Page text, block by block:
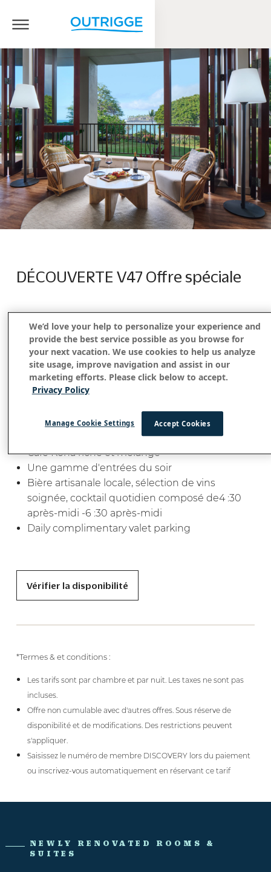
DÉCOUVERTE V47 Offre spéciale
Améliorez votre expérience de villégiature à Kona
lorsque vous séjournez dans nos chambres club
ou nos suites, profitez25 % de réduction et
recevez :
Bouchées quotidiennes pour le petit-déjeuner
Café Kona riche et mélangé
Une gamme d'entrées du soir
Bière artisanale locale, sélection de vins
soignée, cocktail quotidien composé de4 :30
après-midi -6 :30 après-midi
Daily complimentary valet parking
Vérifier la disponibilité
*Termes & et conditions :
Les tarifs sont par chambre et par nuit. Les taxes ne sont pas
incluses.
Offre non cumulable avec d'autres offres. Sous réserve de
disponibilité et de modifications. Des restrictions peuvent
s'appliquer.
Saisissez le numéro de membre DISCOVERY lors du paiement
ou inscrivez-vous automatiquement en réservant ce tarif
NEWLY RENOVATED ROOMS &
SUITES
We’d love your help to personalize your experience and
provide the best service possible as you browse for
your next vacation. We use cookies to help us analyze
site usage, improve navigation and assist in our
marketing efforts. Please click below to accept.
Privacy Policy
Accept Cookies
Manage Cookie Settings